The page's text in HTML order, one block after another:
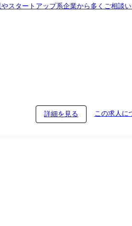
者の要望に対する企画/提案・要件定義
ことができます。 2,世の中に影響力がある
ョン開発だけでなくモバイルアプリ、
ンバーは他分野でも成果を出すという
サルティング、提案、要件定義、基本
社員として、客先
詳細を見る この求人に